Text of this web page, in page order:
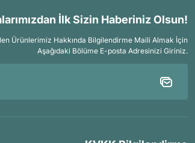
İlk Sizin Haberiniz Olsun!
Ürünlerimiz Hakkında Bilgilendirme Maili Almak İçin
Aşağıdaki Bölüme E-posta Adresinizi Giriniz.